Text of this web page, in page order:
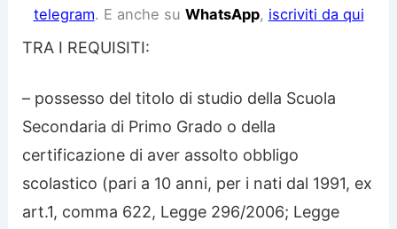
telegram. E anche su WhatsApp, iscriviti da qui
TRA I REQUISITI:
– possesso del titolo di studio della Scuola
Secondaria di Primo Grado o della
certificazione di aver assolto obbligo
scolastico (pari a 10 anni, per i nati dal 1991, ex
art.1, comma 622, Legge 296/2006; Legge